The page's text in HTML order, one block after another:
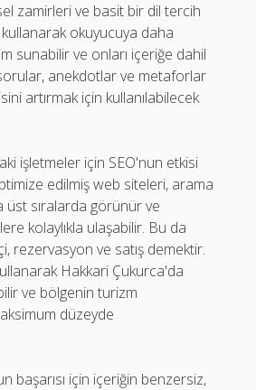
zamirleri ve basit bir dil tercih
okuyucuya daha
sunabilir ve onları içeriğe dahil
anekdotlar ve metaforlar
artırmak için kullanılabilecek
işletmeler için SEO'nun etkisi
edilmiş web siteleri, arama
üst sıralarda görünür ve
kolaylıkla ulaşabilir. Bu da
rezervasyon ve satış demektir.
Hakkari Çukurca'da
ve bölgenin turizm
düzeyde
başarısı için içeriğin benzersiz,